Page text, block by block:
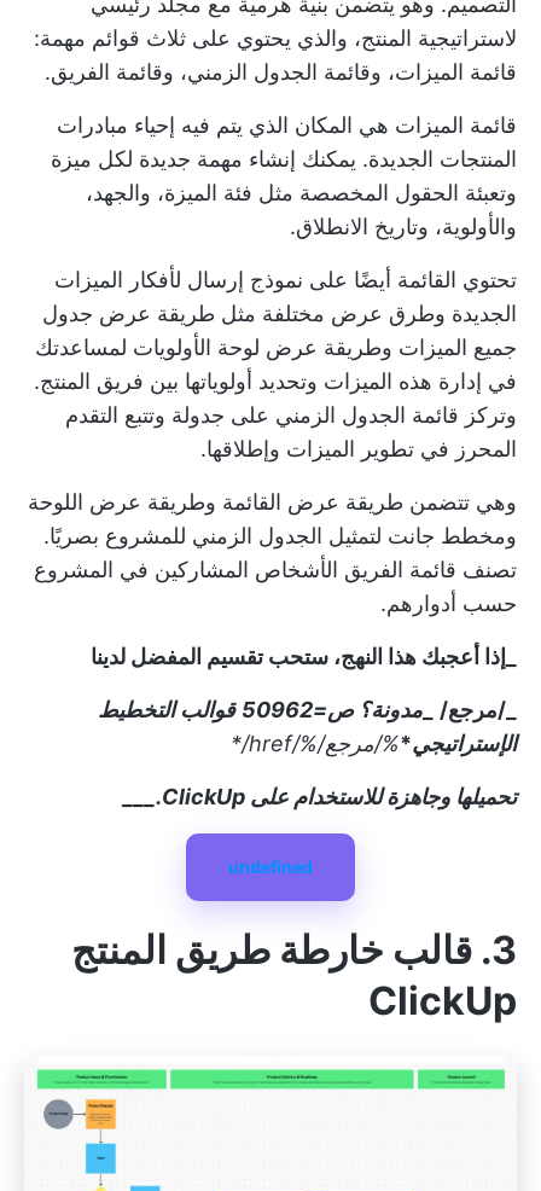
لاستراتيجية المنتج، والذي يحتوي على ثلاث قوائم مهمة:
قائمة الميزات، وقائمة الجدول الزمني، وقائمة الفريق.
قائمة الميزات هي المكان الذي يتم فيه إحياء مبادرات
المنتجات الجديدة. يمكنك إنشاء مهمة جديدة لكل ميزة
وتعبئة الحقول المخصصة مثل فئة الميزة، والجهد،
والأولوية، وتاريخ الانطلاق.
تحتوي القائمة أيضًا على نموذج إرسال لأفكار الميزات
الجديدة وطرق عرض مختلفة مثل طريقة عرض جدول
جميع الميزات وطريقة عرض لوحة الأولويات لمساعدتك
في إدارة هذه الميزات وتحديد أولوياتها بين فريق المنتج.
وتركز قائمة الجدول الزمني على جدولة وتتبع التقدم
المحرز في تطوير الميزات وإطلاقها.
وهي تتضمن طريقة عرض القائمة وطريقة عرض اللوحة
ومخطط جانت لتمثيل الجدول الزمني للمشروع بصريًا.
تصنف قائمة الفريق الأشخاص المشاركين في المشروع
حسب أدوارهم.
_إذا أعجبك هذا النهج، ستحب تقسيم المفضل لدينا
_/مرجع/ مدونة؟ ص=50962
قوالب التخطيط
الإستراتيجي*%/مرجع/%/href/
*
تحميلها وجاهزة للاستخدام على ClickUp.___
undefined
3. قالب خارطة طريق المنتج
ClickUp